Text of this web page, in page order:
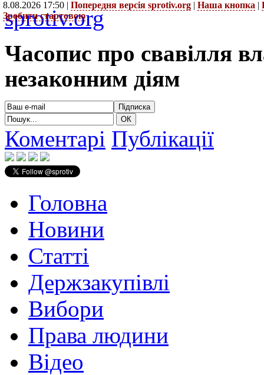
8.08.2026 17:50 | Попередня версія sprotiv.org | Наша кнопка |
Зробити стартовою
sprotiv.org
Часопис про свавілля
незаконним діям
Коментарі Публікації
Головна
Новини
Статті
Держзакупівлі
Вибори
Права людини
Відео